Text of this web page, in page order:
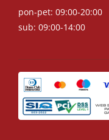
pon-pet: 09:00-20:00
sub: 09:00-14:00